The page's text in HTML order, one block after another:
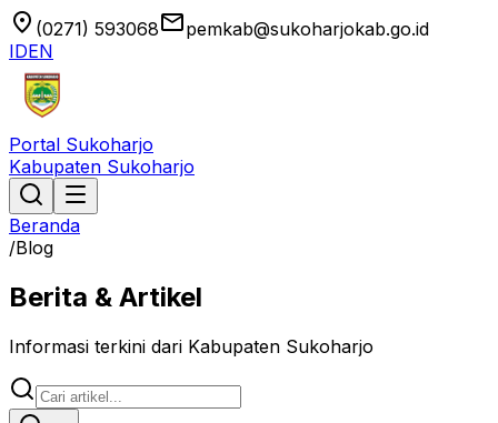
location_on (0271) 593068emailpemkab@sukoharjokab.go.id
IDEN
Portal Sukoharjo
Kabupaten Sukoharjo
Beranda
/Blog
Berita & Artikel
Informasi terkini dari Kabupaten Sukoharjo